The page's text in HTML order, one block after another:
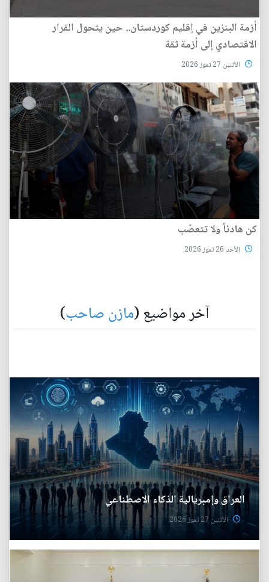
أزمة البنزين في إقليم كوردستان.. حين يتحول القرار
الاقتصادي إلى أزمة ثقة
الأثنين 27 تموز 2026
كن هادئاً ولا تتعصّب
الأحد 26 تموز 2026
آخر مواضيع (مازن صاحب)
العراق وإمبريالية الذكاء الاصطناعي
الأثنين 27 تموز 2026